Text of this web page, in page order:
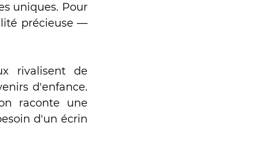
uniques. Pour
précieuse —
rivalisent de
d'enfance.
raconte une
d'un écrin